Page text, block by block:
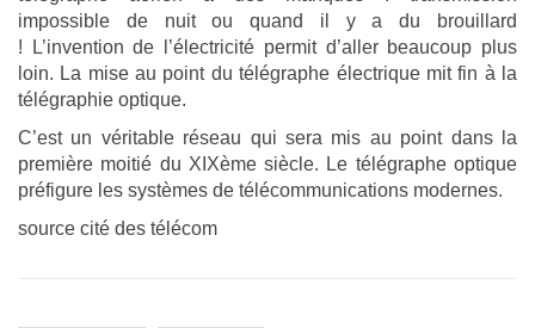
impossible de nuit ou quand il y a du brouillard
! L’invention de l’électricité permit d’aller beaucoup plus
loin. La mise au point du télégraphe électrique mit fin à la
télégraphie optique.
C’est un véritable réseau qui sera mis au point dans la
première moitié du XIXème siècle. Le télégraphe optique
préfigure les systèmes de télécommunications modernes.
source cité des télécom